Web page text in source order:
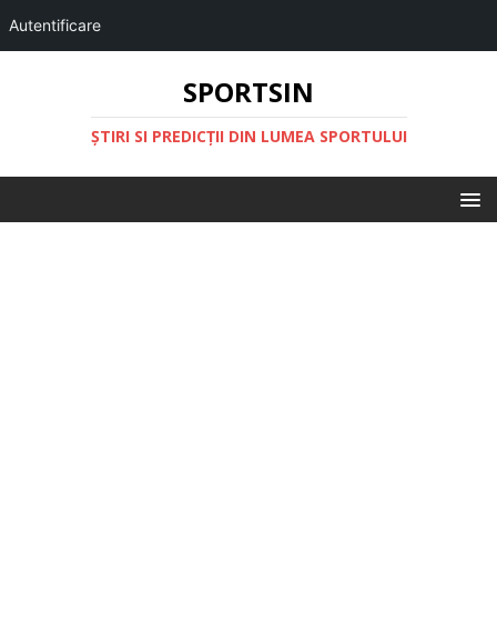
Autentificare
SPORTSIN
ŞTIRI SI PREDICŢII DIN LUMEA SPORTULUI